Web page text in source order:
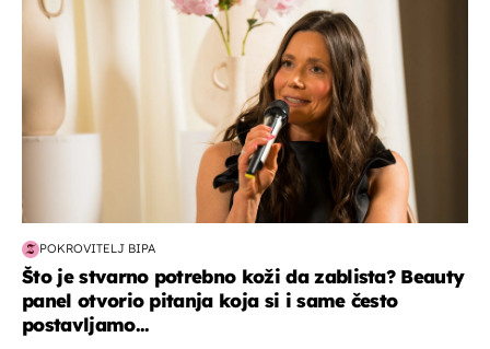
POKROVITELJ BIPA
Što je stvarno potrebno koži da zablista? Beauty
panel otvorio pitanja koja si i same često
postavljamo...